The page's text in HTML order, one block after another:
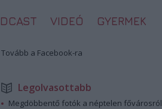
VIDEÓ GYERMEK
Tovább a Facebook-ra
Legolvasottabb
Megdöbbentő fotók a néptelen fővárosról